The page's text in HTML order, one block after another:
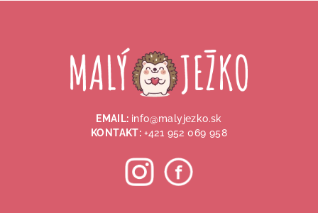
EMAIL: info@malyjezko.sk
KONTAKT: +421 952 069 958